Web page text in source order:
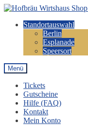
Zur
springen
Zum
springenStandortauswahl
Berlin
Esplanade
Speersort
Menü
Tickets
Gutscheine
Hilfe (FAQ)
Kontakt
Mein Konto